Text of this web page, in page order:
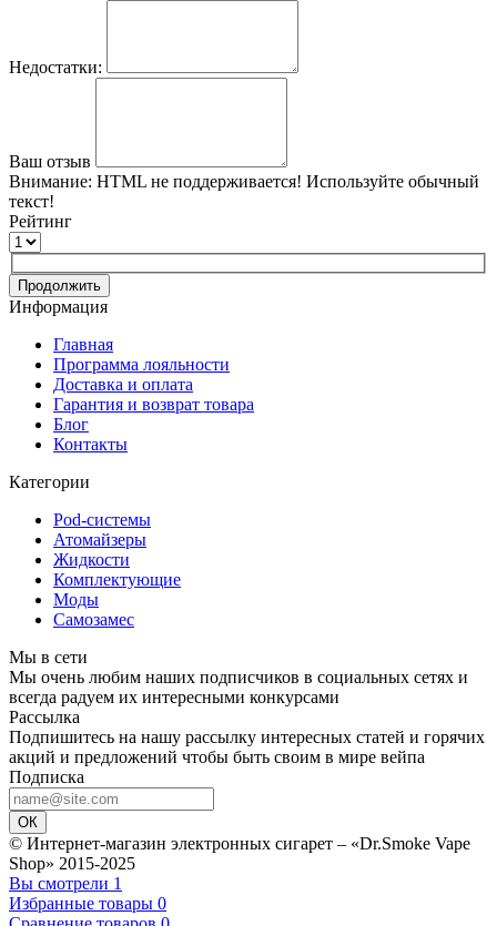
Недостатки:
Ваш отзыв
Внимание: HTML не поддерживается! Используйте обычный
текст!
Рейтинг
Продолжить
Информация
Главная
Программа лояльности
Доставка и оплата
Гарантия и возврат товара
Блог
Контакты
Категории
Pod-системы
Атомайзеры
Жидкости
Комплектующие
Моды
Самозамес
Мы в сети
Мы очень любим наших подписчиков в социальных сетях и
всегда радуем их интересными конкурсами
Рассылка
Подпишитесь на нашу рассылку интересных статей и горячих
акций и предложений чтобы быть своим в мире вейпа
Подписка
ОК
© Интернет-магазин электронных сигарет – «Dr.Smoke Vape
Shop» 2015-2025
Вы смотрели 1
Избранные товары 0